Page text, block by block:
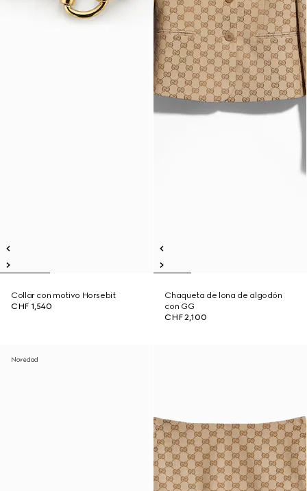
Collar con motivo Horsebit
CHF 1,540
Chaqueta de lona de algodón
con GG
CHF 2,100
Novedad